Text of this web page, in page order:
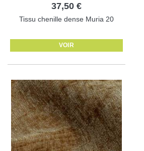
37,50 €
Tissu chenille dense Muria 20
VOIR